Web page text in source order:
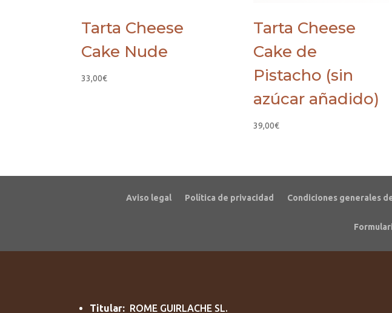
Tarta Cheese
Cake Nude
33,00€
Tarta Cheese
Cake de
Pistacho (sin
azúcar añadido)
39,00€
Aviso legal Política de privacidad Condiciones generales
Titular: ROME GUIRLACHE SL.